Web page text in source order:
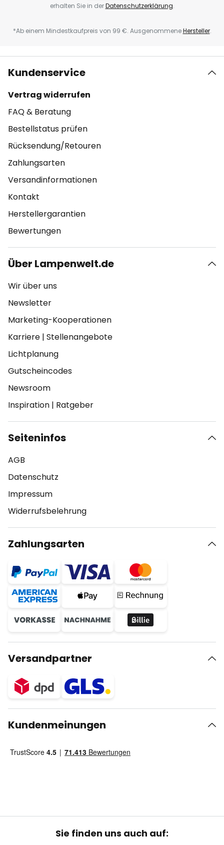
erhalten Sie in derDatenschutzerklärung.
*Ab einem Mindestkaufpreis von 99 €. AusgenommeneHersteller.
Kundenservice
Vertrag widerrufen
FAQ & Beratung
Bestellstatus prüfen
Rücksendung/Retouren
Zahlungsarten
Versandinformationen
Kontakt
Herstellergarantien
Bewertungen
Über Lampenwelt.de
Wir über uns
Newsletter
Marketing-Kooperationen
Karriere | Stellenangebote
Lichtplanung
Gutscheincodes
Newsroom
Inspiration | Ratgeber
Seiteninfos
AGB
Datenschutz
Impressum
Widerrufsbelehrung
Zahlungsarten
Versandpartner
Kundenmeinungen
Sie finden uns auch auf: